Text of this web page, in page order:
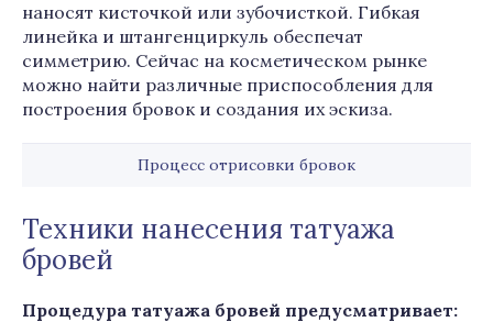
наносят кисточкой или зубочисткой. Гибкая
линейка и штангенциркуль обеспечат
симметрию. Сейчас на косметическом рынке
можно найти различные приспособления для
построения бровок и создания их эскиза.
Процесс отрисовки бровок
Техники нанесения татуажа
бровей
Процедура татуажа бровей предусматривает: